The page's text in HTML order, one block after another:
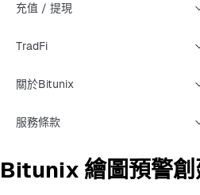
充值 / 提現
TradFi
關於Bitunix
服務條款
Bitunix 繪圖預警創